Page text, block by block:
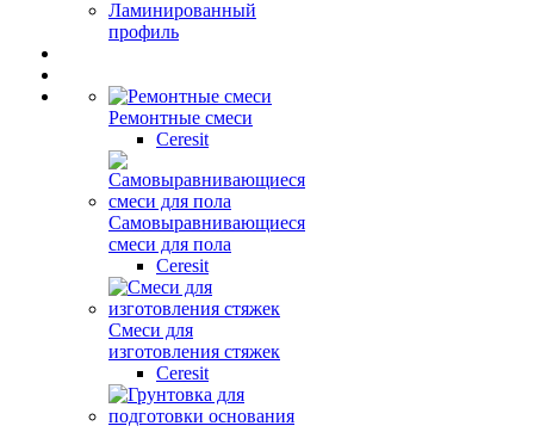
Ламинированный
профиль
Ремонтные смеси
Ceresit
Самовыравнивающиеся
смеси для пола
Ceresit
Смеси для
изготовления стяжек
Ceresit